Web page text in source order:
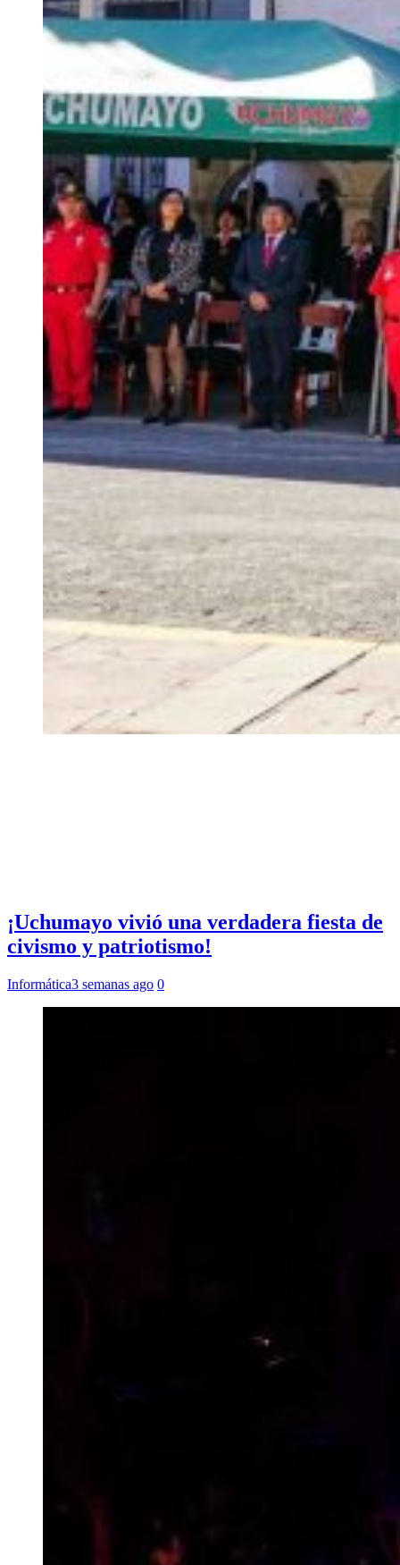
¡Uchumayo vivió una verdadera fiesta de
civismo y patriotismo!
Informática3 semanas ago 0